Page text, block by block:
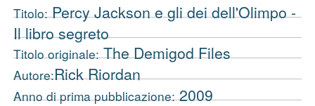
Titolo:Percy Jackson e gli dei dell'Olimpo -
Il libro segreto
Titolo originale:The Demigod Files
Autore:Rick Riordan
Anno di prima pubblicazione:2009